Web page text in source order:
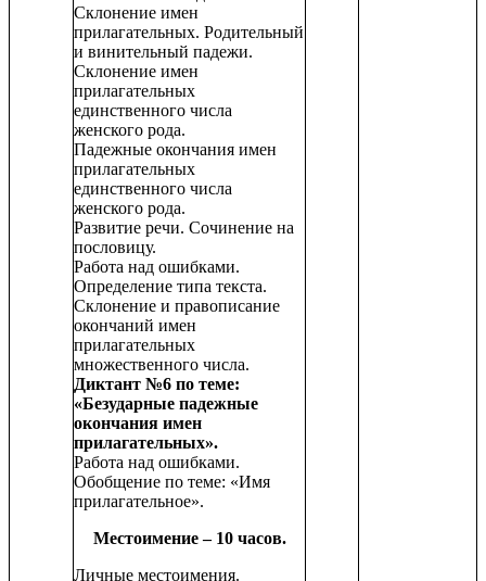
Склонение имен
прилагательных. Родительный
и винительный падежи.
Склонение имен
прилагательных
единственного числа
женского рода.
Падежные окончания имен
прилагательных
единственного числа
женского рода.
Развитие речи. Сочинение на
пословицу.
Работа над ошибками.
Определение типа текста.
Склонение и правописание
окончаний имен
прилагательных
множественного числа.
Диктант №6 по теме:
«Безударные падежные
окончания имен
прилагательных».
Работа над ошибками.
Обобщение по теме: «Имя
прилагательное».
Местоимение – 10 часов.
Личные местоимения.